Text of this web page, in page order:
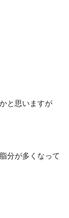
と思いますが
分が多くなって